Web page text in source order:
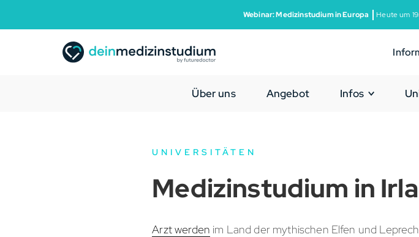
Webinar: Medizinstudium in Europa Heute um
Über uns Angebot Infos
UNIVERSITÄTEN
Medizinstudium in
Arzt werden im Land der mythischen Elfen und